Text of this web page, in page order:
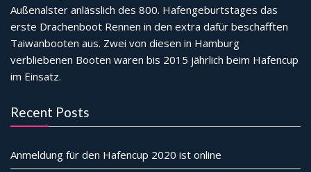
Außenalster anlässlich des 800. Hafengeburtstages das
erste Drachenboot Rennen in den extra dafür beschafften
Taiwanbooten aus. Zwei von diesen in Hamburg
verbliebenen Booten waren bis 2015 jährlich beim Hafencup
im Einsatz.
Recent Posts
Anmeldung für den Hafencup 2020 ist online